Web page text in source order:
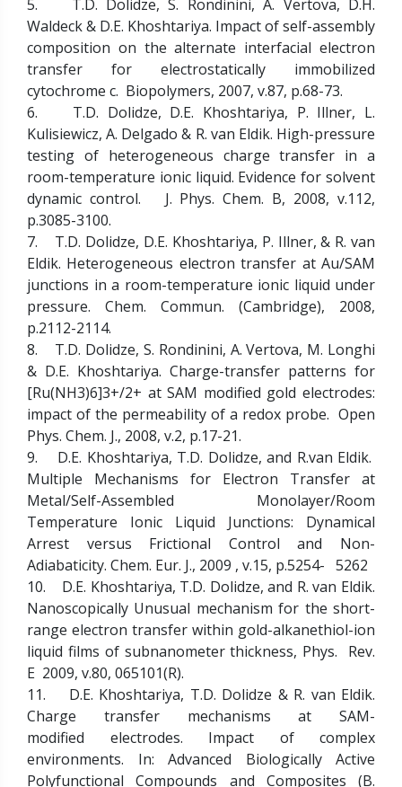
5. T.D. Dolidze, S. Rondinini, A. Vertova, D.H.
Waldeck & D.E. Khoshtariya. Impact of self-assembly
composition on the alternate interfacial electron
transfer for electrostatically immobilized
cytochrome c. Biopolymers, 2007, v.87, p.68-73.
6. T.D. Dolidze, D.E. Khoshtariya, P. Illner, L.
Kulisiewicz, A. Delgado & R. van Eldik. High-pressure
testing of heterogeneous charge transfer in a
room-temperature ionic liquid. Evidence for solvent
dynamic control. J. Phys. Chem. B, 2008, v.112,
p.3085-3100.
7. T.D. Dolidze, D.E. Khoshtariya, P. Illner, & R. van
Eldik. Heterogeneous electron transfer at Au/SAM
junctions in a room-temperature ionic liquid under
pressure. Chem. Commun. (Cambridge), 2008,
p.2112-2114.
8. T.D. Dolidze, S. Rondinini, A. Vertova, M. Longhi
& D.E. Khoshtariya. Charge-transfer patterns for
[Ru(NH3)6]3+/2+ at SAM modified gold electrodes:
impact of the permeability of a redox probe. Open
Phys. Chem. J., 2008, v.2, p.17-21.
9. D.E. Khoshtariya, T.D. Dolidze, and R.van Eldik.
Multiple Mechanisms for Electron Transfer at
Metal/Self-Assembled Monolayer/Room
Temperature Ionic Liquid Junctions: Dynamical
Arrest versus Frictional Control and Non-
Adiabaticity. Chem. Eur. J., 2009 , v.15, p.5254- 5262
10. D.E. Khoshtariya, T.D. Dolidze, and R. van Eldik.
Nanoscopically Unusual mechanism for the short-
range electron transfer within gold-alkanethiol-ion
liquid films of subnanometer thickness, Phys. Rev.
E 2009, v.80, 065101(R).
11. D.E. Khoshtariya, T.D. Dolidze & R. van Eldik.
Charge transfer mechanisms at SAM-
modified electrodes. Impact of complex
environments. In: Advanced Biologically Active
Polyfunctional Compounds and Composites (B.